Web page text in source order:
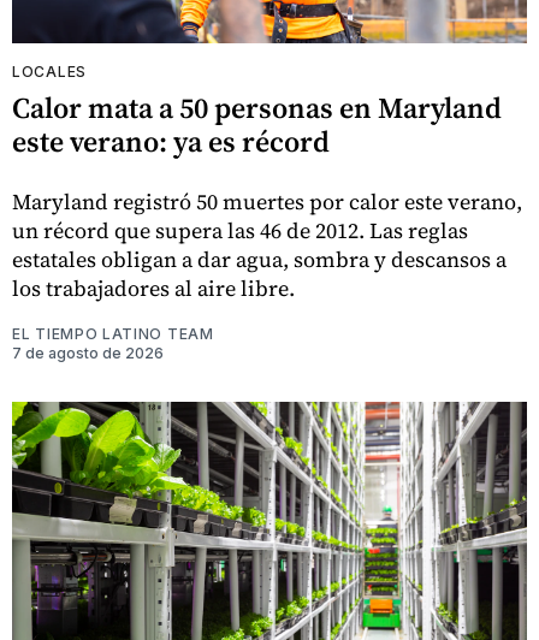
LOCALES
Calor mata a 50 personas en Maryland
este verano: ya es récord
Maryland registró 50 muertes por calor este verano,
un récord que supera las 46 de 2012. Las reglas
estatales obligan a dar agua, sombra y descansos a
los trabajadores al aire libre.
EL TIEMPO LATINO TEAM
7 de agosto de 2026